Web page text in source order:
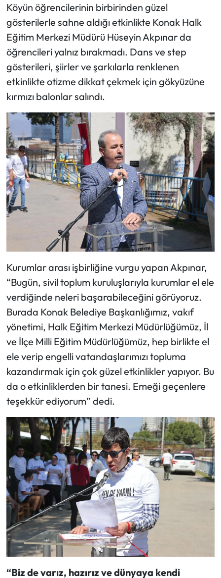
Köyün öğrencilerinin birbirinden güzel
gösterilerle sahne aldığı etkinlikte Konak Halk
Eğitim Merkezi Müdürü Hüseyin Akpınar da
öğrencileri yalnız bırakmadı. Dans ve step
gösterileri, şiirler ve şarkılarla renklenen
etkinlikte otizme dikkat çekmek için gökyüzüne
kırmızı balonlar salındı.
Kurumlar arası işbirliğine vurgu yapan Akpınar,
“Bugün, sivil toplum kuruluşlarıyla kurumlar el ele
verdiğinde neleri başarabileceğini görüyoruz.
Burada Konak Belediye Başkanlığımız, vakıf
yönetimi, Halk Eğitim Merkezi Müdürlüğümüz, İl
ve İlçe Milli Eğitim Müdürlüğümüz, hep birlikte el
ele verip engelli vatandaşlarımızı topluma
kazandırmak için çok güzel etkinlikler yapıyor. Bu
da o etkinliklerden bir tanesi. Emeği geçenlere
teşekkür ediyorum” dedi.
“Biz de varız, hazırız ve dünyaya kendi